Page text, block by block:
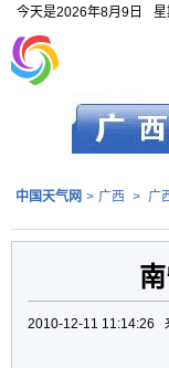
今天是2026年8月9日 星
中国天气网 > 广西 > 广
2010-12-11 11:14:26